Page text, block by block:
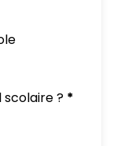
scolaire ? *